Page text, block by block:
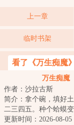
上一章
临时书架
看了《万生痴魔
万生痴魔
作者：沙拉古斯
简介：拿个碗，填好
二三四五。种个蛤蟆
颗毛豆变老虎。种出
更新时间：2026-08-05